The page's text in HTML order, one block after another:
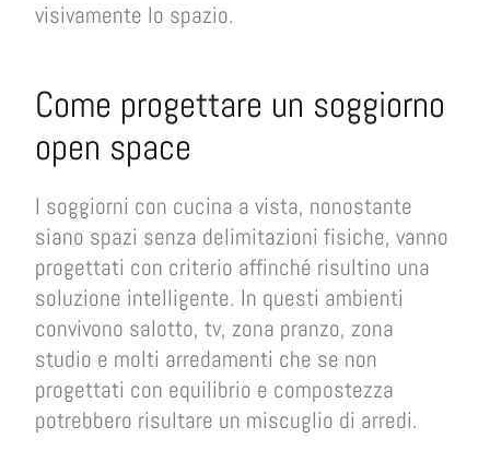
visivamente lo spazio.
Come progettare un soggiorno
open space
I soggiorni con cucina a vista, nonostante
siano spazi senza delimitazioni fisiche, vanno
progettati con criterio affinché risultino una
soluzione intelligente. In questi ambienti
convivono salotto, tv, zona pranzo, zona
studio e molti arredamenti che se non
progettati con equilibrio e compostezza
potrebbero risultare un miscuglio di arredi.